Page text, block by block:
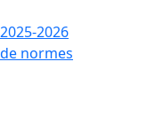
2026
normes